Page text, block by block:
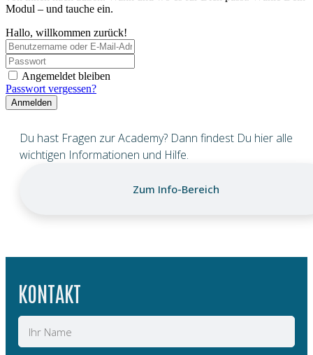
Modul – und tauche ein.
Hallo, willkommen zurück!
Angemeldet bleiben
Passwort vergessen?
Anmelden
Du hast Fragen zur Academy? Dann findest Du hier alle
wichtigen Informationen und Hilfe.
Zum Info-Bereich
KONTAKT
Name